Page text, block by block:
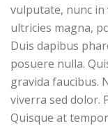
vulputate, nunc
ultricies magna,
Duis dapibus
posuere nulla.
gravida faucibus.
viverra sed dolor.
Quisque at